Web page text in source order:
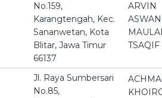
No.159,
Karangtengah, Kec.
Sananwetan, Kota
Blitar, Jawa Timur
66137
ARVIN
TSAQIF
Jl. Raya Sumbersari
No.85,